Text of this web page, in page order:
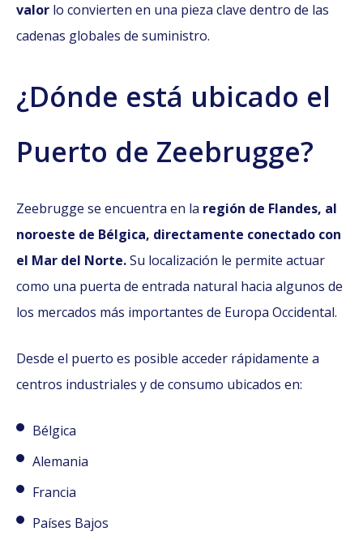
valor lo convierten en una pieza clave dentro de las
cadenas globales de suministro.
¿Dónde está ubicado el
Puerto de Zeebrugge?
Zeebrugge se encuentra en la región de Flandes, al
noroeste de Bélgica, directamente conectado con
el Mar del Norte.Su localización le permite actuar
como una puerta de entrada natural hacia algunos de
los mercados más importantes de Europa Occidental.
Desde el puerto es posible acceder rápidamente a
centros industriales y de consumo ubicados en:
Bélgica
Alemania
Francia
Países Bajos